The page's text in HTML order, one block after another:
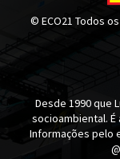
© ECO21 Todos
Desde 1990 que
socioambiental.
Informações pelo